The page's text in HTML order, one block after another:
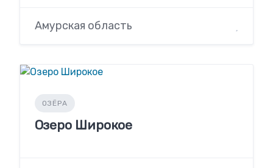
Амурская область
ОЗЁРА
Озеро Широкое